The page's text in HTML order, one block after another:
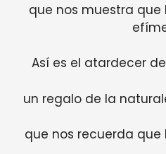
que nos muestra que
Así es el atardecer
un regalo de la
que nos recuerda que